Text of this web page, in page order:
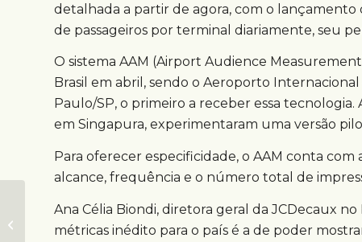
detalhada a partir de agora, com o
de passageiros por terminal diariamente, seu
O sistema AAM (Airport Audience
Brasil em abril, sendo o Aeroporto
Paulo/SP, o primeiro a receber essa
em Singapura, experimentaram uma versão
Para oferecer especificidade, o AAM conta
alcance, frequência e o número total de
Ana Célia Biondi, diretora geral da JCDecaux
métricas inédito para o país é a de poder
conheça 5 talentos
que fizeram a